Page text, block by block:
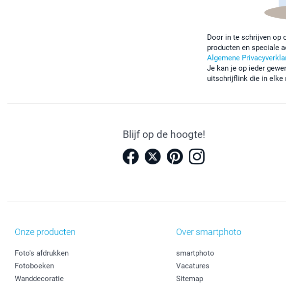
Door in te schrijven op
producten en speciale
Algemene
Je kan je op ieder
uitschrijflink die in elke
Blijf op de hoogte!
Onze producten
Foto's afdrukken
Fotoboeken
Wanddecoratie
Over smartphoto
smartphoto
Vacatures
Sitemap